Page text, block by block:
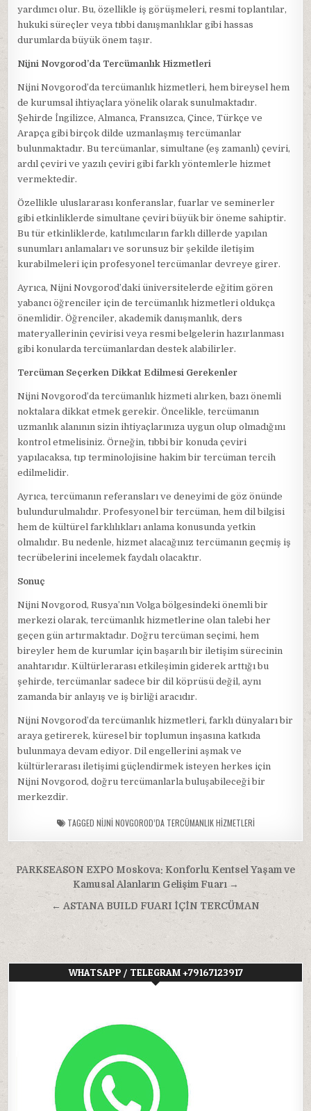
yardımcı olur. Bu, özellikle iş görüşmeleri, resmi toplantılar,
hukuki süreçler veya tıbbi danışmanlıklar gibi hassas
durumlarda büyük önem taşır.
Nijni Novgorod’da Tercümanlık Hizmetleri
Nijni Novgorod’da tercümanlık hizmetleri, hem bireysel hem
de kurumsal ihtiyaçlara yönelik olarak sunulmaktadır.
Şehirde İngilizce, Almanca, Fransızca, Çince, Türkçe ve
Arapça gibi birçok dilde uzmanlaşmış tercümanlar
bulunmaktadır. Bu tercümanlar, simultane (eş zamanlı) çeviri,
ardıl çeviri ve yazılı çeviri gibi farklı yöntemlerle hizmet
vermektedir.
Özellikle uluslararası konferanslar, fuarlar ve seminerler
gibi etkinliklerde simultane çeviri büyük bir öneme sahiptir.
Bu tür etkinliklerde, katılımcıların farklı dillerde yapılan
sunumları anlamaları ve sorunsuz bir şekilde iletişim
kurabilmeleri için profesyonel tercümanlar devreye girer.
Ayrıca, Nijni Novgorod’daki üniversitelerde eğitim gören
yabancı öğrenciler için de tercümanlık hizmetleri oldukça
önemlidir. Öğrenciler, akademik danışmanlık, ders
materyallerinin çevirisi veya resmi belgelerin hazırlanması
gibi konularda tercümanlardan destek alabilirler.
Tercüman Seçerken Dikkat Edilmesi Gerekenler
Nijni Novgorod’da tercümanlık hizmeti alırken, bazı önemli
noktalara dikkat etmek gerekir. Öncelikle, tercümanın
uzmanlık alanının sizin ihtiyaçlarınıza uygun olup olmadığını
kontrol etmelisiniz. Örneğin, tıbbi bir konuda çeviri
yapılacaksa, tıp terminolojisine hakim bir tercüman tercih
edilmelidir.
Ayrıca, tercümanın referansları ve deneyimi de göz önünde
bulundurulmalıdır. Profesyonel bir tercüman, hem dil bilgisi
hem de kültürel farklılıkları anlama konusunda yetkin
olmalıdır. Bu nedenle, hizmet alacağınız tercümanın geçmiş iş
tecrübelerini incelemek faydalı olacaktır.
Sonuç
Nijni Novgorod, Rusya’nın Volga bölgesindeki önemli bir
merkezi olarak, tercümanlık hizmetlerine olan talebi her
geçen gün artırmaktadır. Doğru tercüman seçimi, hem
bireyler hem de kurumlar için başarılı bir iletişim sürecinin
anahtarıdır. Kültürlerarası etkileşimin giderek arttığı bu
şehirde, tercümanlar sadece bir dil köprüsü değil, aynı
zamanda bir anlayış ve iş birliği aracıdır.
Nijni Novgorod’da tercümanlık hizmetleri, farklı dünyaları bir
araya getirerek, küresel bir toplumun inşasına katkıda
bulunmaya devam ediyor. Dil engellerini aşmak ve
kültürlerarası iletişimi güçlendirmek isteyen herkes için
Nijni Novgorod, doğru tercümanlarla buluşabileceği bir
merkezdir.
TAGGED NIJNI NOVGOROD’DA TERCÜMANLIK HIZMETLERI
Yazı
gezinmesi
PARKSEASON EXPO Moskova: Konforlu Kentsel Yaşam ve
Kamusal Alanların Gelişim Fuarı →
← ASTANA BUILD FUARI İÇİN TERCÜMAN
WHATSAPP / TELEGRAM +79167123917